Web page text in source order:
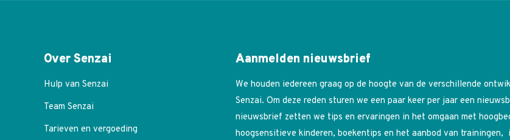
Over Senzai
Hulp van Senzai
Team Senzai
Tarieven en vergoeding
Aanmelden nieuwsbrief
We houden iedereen graag op de hoogte van de verschillende
Senzai. Om deze reden sturen we een paar keer per jaar een
nieuwsbrief zetten we tips en ervaringen in het omgaan met
hoogsensitieve kinderen, boekentips en het aanbod van trainingen,